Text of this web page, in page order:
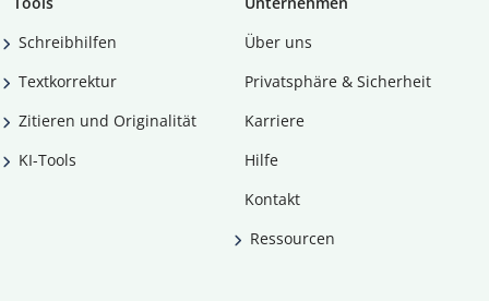
Schreibhilfen
Textkorrektur
Zitieren und Originalität
KI-Tools
Über uns
Privatsphäre & Sicherheit
Karriere
Hilfe
Kontakt
Ressourcen